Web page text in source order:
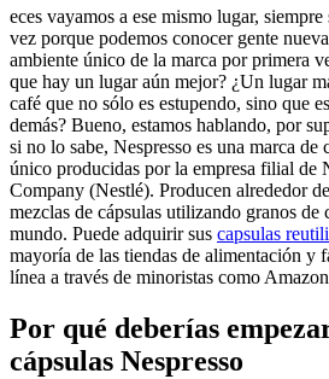
eces vayamos a ese mismo lugar,
vez porque podemos conocer gente
ambiente único de la marca por primera
que hay un lugar aún mejor? ¿Un lugar
café que no sólo es estupendo, sino que
demás? Bueno, estamos hablando, por
si no lo sabe, Nespresso es una marca de
único producidas por la empresa filial de
Company (Nestlé). Producen alrededor
mezclas de cápsulas utilizando granos de
mundo. Puede adquirir sus capsulas
mayoría de las tiendas de alimentación y
línea a través de minoristas como
Por qué deberías
cápsulas Nespresso